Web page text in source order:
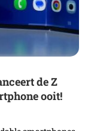
de Z
ooit!